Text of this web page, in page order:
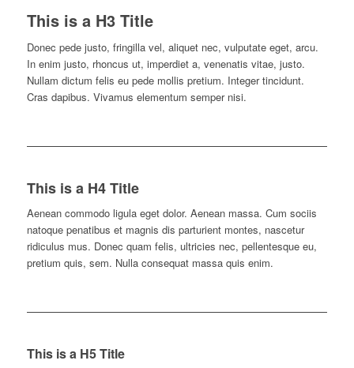
This is a H3 Title
Donec pede justo, fringilla vel, aliquet nec, vulputate eget, arcu.
In enim justo, rhoncus ut, imperdiet a, venenatis vitae, justo.
Nullam dictum felis eu pede mollis pretium. Integer tincidunt.
Cras dapibus. Vivamus elementum semper nisi.
This is a H4 Title
Aenean commodo ligula eget dolor. Aenean massa. Cum sociis
natoque penatibus et magnis dis parturient montes, nascetur
ridiculus mus. Donec quam felis, ultricies nec, pellentesque eu,
pretium quis, sem. Nulla consequat massa quis enim.
This is a H5 Title